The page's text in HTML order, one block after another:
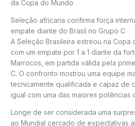
da Copa do Mundo
Seleção africana confirma força
empate diante do Brasil no Grupo C
A Seleção Brasileira estreou na Copa
com um empate por 1 a 1 diante da
Marrocos, em partida válida pela
C. O confronto mostrou uma equipe
tecnicamente qualificada e capaz de
igual com uma das maiores potências
Longe de ser considerada uma
ao Mundial cercado de expectativas